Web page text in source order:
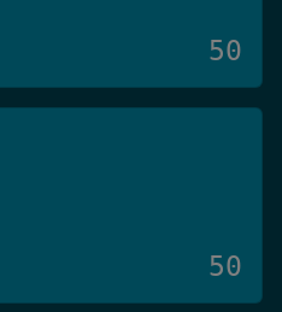
50
50